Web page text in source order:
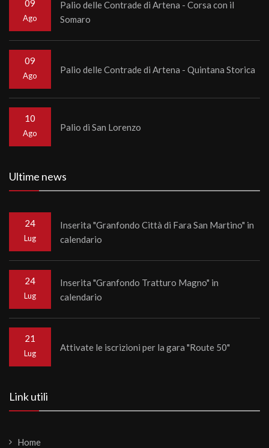
09
Ago
Palio delle Contrade di Artena - Corsa con il
Somaro
09
Ago
Palio delle Contrade di Artena - Quintana Storica
10
Ago
Palio di San Lorenzo
Ultime news
24
Lug
Inserita "Granfondo Città di Fara San Martino" in
calendario
24
Lug
Inserita "Granfondo Tratturo Magno" in
calendario
21
Lug
Attivate le iscrizioni per la gara "Route 50"
Link utili
Home